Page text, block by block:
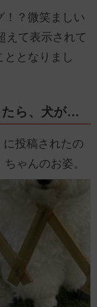
！？微笑ましい
えて表示されて
ととなりまし
たら、犬が…
投稿されたの
ゃんのお姿。